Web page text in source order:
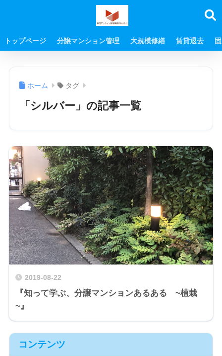
トップページ 分譲マンション管理 大規模修繕 賃貸退去
ホーム タグ
「シルバー」の記事一覧
2019-08-22
『知って学ぶ、分譲マンションあるある ~植栽
~』
コンテンツ